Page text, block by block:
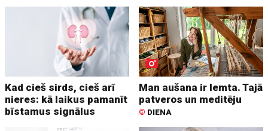
Kad cieš sirds, cieš arī
nieres: kā laikus pamanīt
bīstamus signālus
Man aušana ir lemta. Tajā
patveros un meditēju
© DIENA